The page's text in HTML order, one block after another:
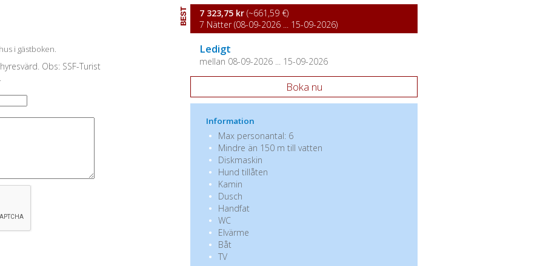
BEST 7 323,75 kr (~661,59 €)
7 Nätter (08-09-2026 ... 15-09-2026)
Ledigt
mellan 08-09-2026 ... 15-09-2026
Boka nu
Information
Max personantal: 6
Mindre än 150 m till vatten
Diskmaskin
Hund tillåten
Kamin
Dusch
Handfat
WC
Elvärme
Båt
TV
i gästboken.
Obs: SSF-Turist